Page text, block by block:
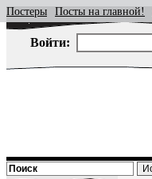
Постеры Посты на главной!
Войти: